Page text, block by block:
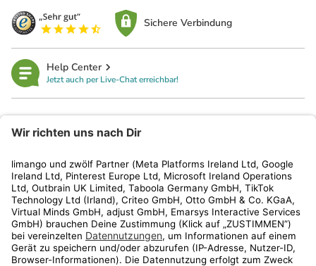
Sichere Verbindung
Help Center
Jetzt auch per Live-Chat erreichbar!
Kundenservice
Shop
Aktionen